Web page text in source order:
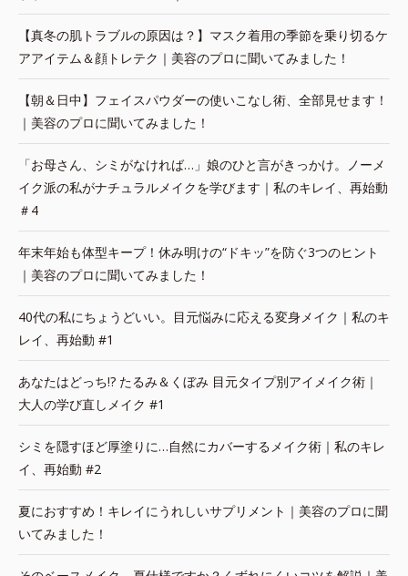
【真冬の肌トラブルの原因は？】マスク着用の季節を乗り切るケ
アアイテム＆顔トレテク｜美容のプロに聞いてみました！
【朝＆日中】フェイスパウダーの使いこなし術、全部見せます！
｜美容のプロに聞いてみました！
「お母さん、シミがなければ…」娘のひと言がきっかけ。ノーメ
イク派の私がナチュラルメイクを学びます｜私のキレイ、再始動
＃4
年末年始も体型キープ！休み明けの“ドキッ”を防ぐ3つのヒント
｜美容のプロに聞いてみました！
40代の私にちょうどいい。目元悩みに応える変身メイク｜私のキ
レイ、再始動 #1
あなたはどっち!? たるみ＆くぼみ 目元タイプ別アイメイク術｜
大人の学び直しメイク #1
シミを隠すほど厚塗りに…自然にカバーするメイク術｜私のキレ
イ、再始動 #2
夏におすすめ！キレイにうれしいサプリメント｜美容のプロに聞
いてみました！